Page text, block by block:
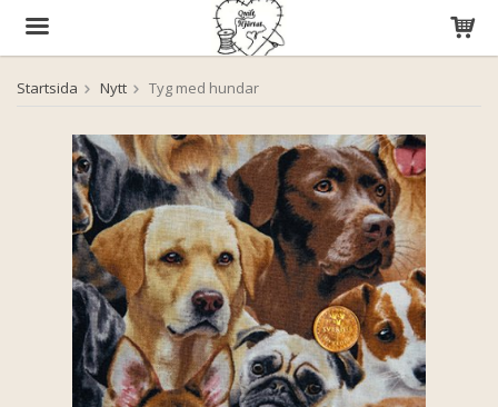
Produkten har blivit tillagd i varukorgen
Startsida Nytt Tyg med hundar